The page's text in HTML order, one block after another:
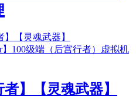
者】【灵魂武器】